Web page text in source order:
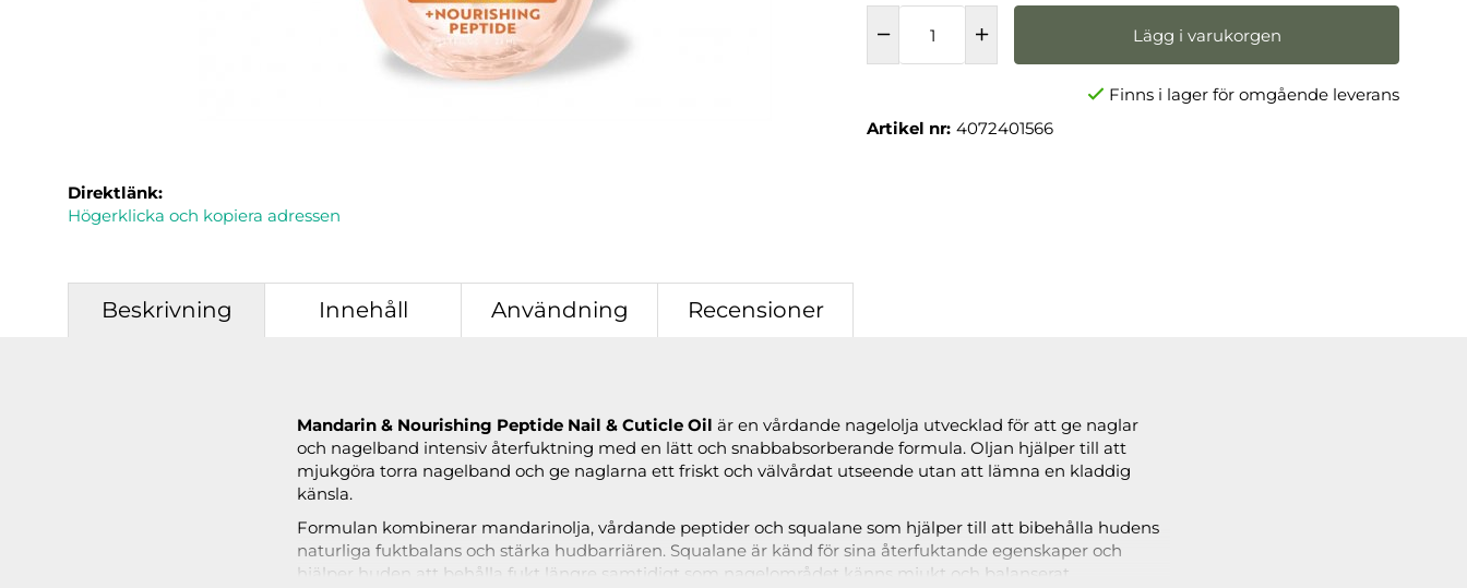
Lägg i varukorgen
Finns i lager för omgående leverans
Artikel nr: 4072401566
Direktlänk:
Högerklicka och kopiera adressen
Beskrivning Innehåll Användning Recensioner
Mandarin & Nourishing Peptide Nail & Cuticle Oil är en vårdande nagelolja utvecklad för att ge naglar
och nagelband intensiv återfuktning med en lätt och snabbabsorberande formula. Oljan hjälper till att
mjukgöra torra nagelband och ge naglarna ett friskt och välvårdat utseende utan att lämna en kladdig
känsla.
Formulan kombinerar mandarinolja, vårdande peptider och squalane som hjälper till att bibehålla hudens
naturliga fuktbalans och stärka hudbarriären. Squalane är känd för sina återfuktande egenskaper och
hjälper huden att behålla fukt längre samtidigt som nagelområdet känns mjukt och balanserat.